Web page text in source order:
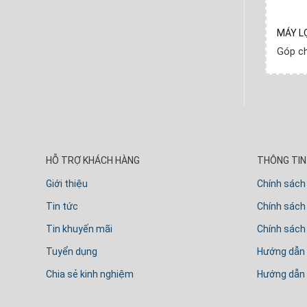
MÁY
Góp
HỖ TRỢ KHÁCH HÀNG
Giới thiệu
Tin tức
Tin khuyến mãi
Tuyển dụng
Chia sẻ kinh nghiệm
THÔNG
Chính
Chính
Chính
Hướng
Hướng